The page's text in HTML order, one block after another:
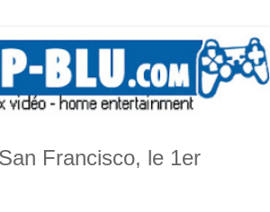
Francisco, le 1er